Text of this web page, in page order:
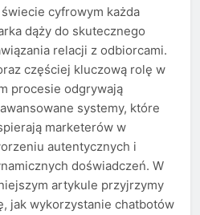
świecie cyfrowym każda
dąży do skutecznego
relacji z odbiorcami.
częściej kluczową rolę w
procesie odgrywają
systemy, które
marketerów w
autentycznych i
doświadczeń. W
artykule przyjrzymy
jak wykorzystanie chatbotów